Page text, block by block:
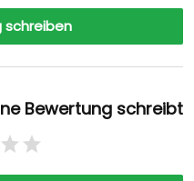
schreiben
Bewertung schreibt